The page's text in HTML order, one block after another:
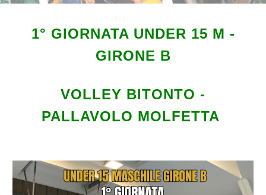
1° GIORNATA UNDER 15 M -
GIRONE B
VOLLEY BITONTO -
PALLAVOLO MOLFETTA